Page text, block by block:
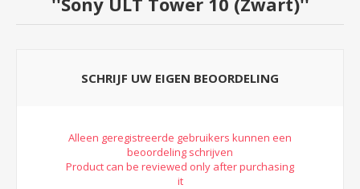
SCHRIJF UW EIGEN BEOORDELING
Alleen geregistreerde gebruikers kunnen een
beoordeling schrijven
Product can be reviewed only after purchasing
it